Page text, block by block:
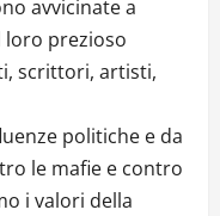
avvicinate a
loro prezioso
scrittori, artisti,
politiche e da
le mafie e contro
i valori della